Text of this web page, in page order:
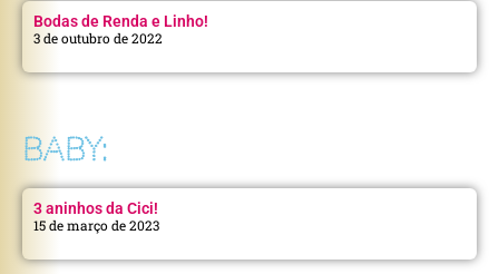
Bodas de Renda e Linho!
3 de outubro de 2022
BABY:
3 aninhos da Cici!
15 de março de 2023